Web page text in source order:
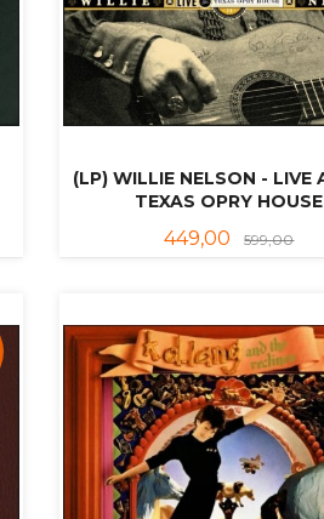
(LP) WILLIE NELSON - LIVE
TEXAS OPRY HOUSE
Tilbud
449,00 599,00